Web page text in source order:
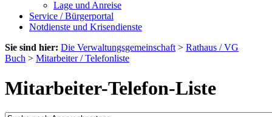
Lage und Anreise
Service / Bürgerportal
Notdienste und Krisendienste
Sie sind hier: Die Verwaltungsgemeinschaft > Rathaus / VG
Buch > Mitarbeiter / Telefonliste
Mitarbeiter-Telefon-Liste